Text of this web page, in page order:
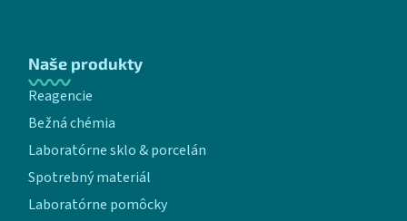
Naše produkty
Reagencie
Bežná chémia
Laboratórne sklo & porcelán
Spotrebný materiál
Laboratórne pomôcky